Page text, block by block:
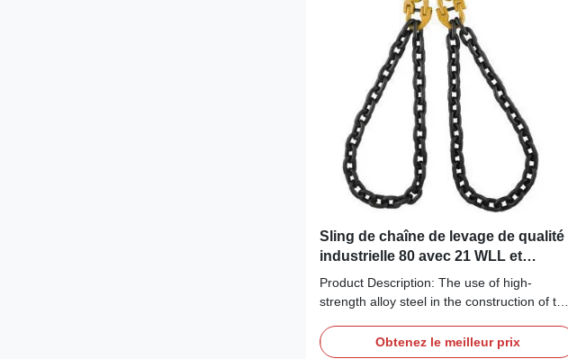
Sling de chaîne de levage de qualité
industrielle 80 avec 21 WLL et
services personnalisables
Product Description: The use of high-
strength alloy steel in the construction of this
enough to handle even the heaviest loads.
Obtenez le meilleur prix